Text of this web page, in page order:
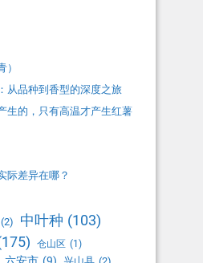
从品种到香型的深度之旅
生的，只有高温才产生红薯
际差异在哪？
(2) 中叶种 (103)
仓山区 (1)